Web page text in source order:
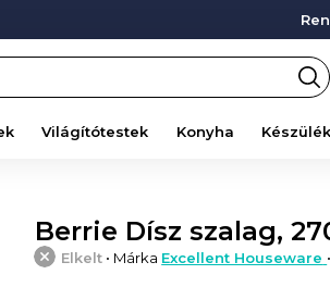
Világítótestek Konyha
Berrie Dísz szalag,
Elkelt • Márka Excellent Houseware